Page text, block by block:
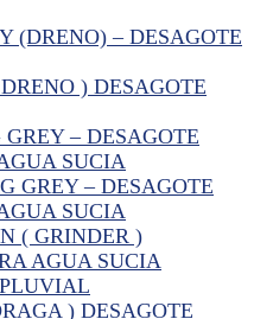
(DRENO) – DESAGOTE
) DESAGOTE
– DESAGOTE
SUCIA
GREY – DESAGOTE
SUCIA
( GRINDER )
AGUA SUCIA
) DESAGOTE